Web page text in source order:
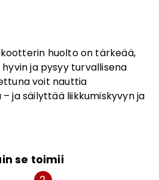
huolto on tärkeää,
ja pysyy turvallisena
voit nauttia
ja säilyttää liikkumiskyvyn ja
se toimii